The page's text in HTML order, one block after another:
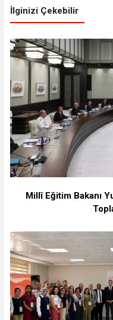
İlginizi Çekebilir
Millî Eğitim Bakanı